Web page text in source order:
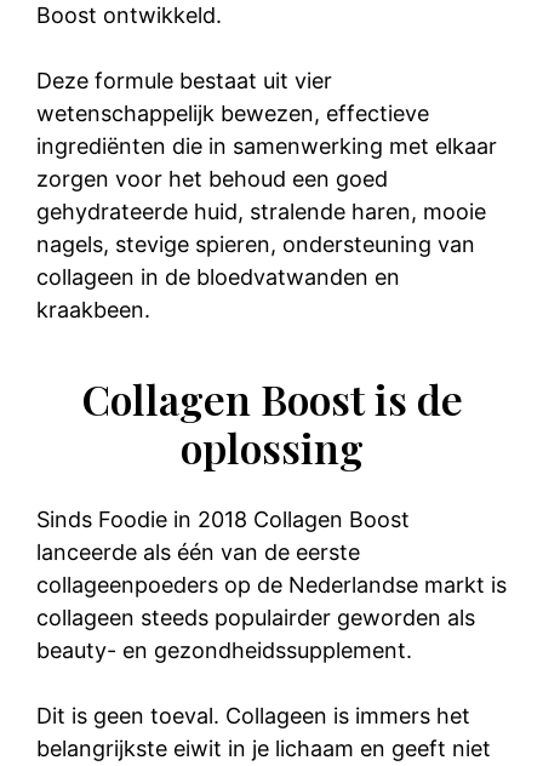
Boost ontwikkeld.
Deze formule bestaat uit vier
wetenschappelijk bewezen, effectieve
ingrediënten die in samenwerking met elkaar
zorgen voor het behoud een goed
gehydrateerde huid, stralende haren, mooie
nagels, stevige spieren, ondersteuning van
collageen in de bloedvatwanden en
kraakbeen.
Collagen Boost is de
oplossing
Sinds Foodie in 2018 Collagen Boost
lanceerde als één van de eerste
collageenpoeders op de Nederlandse markt is
collageen steeds populairder geworden als
beauty- en gezondheidssupplement.
Dit is geen toeval. Collageen is immers het
belangrijkste eiwit in je lichaam en geeft niet